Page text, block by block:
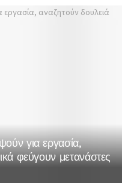
για εργασία,
φεύγουν μετανάστες